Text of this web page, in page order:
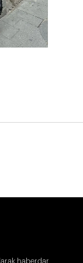
haberdar